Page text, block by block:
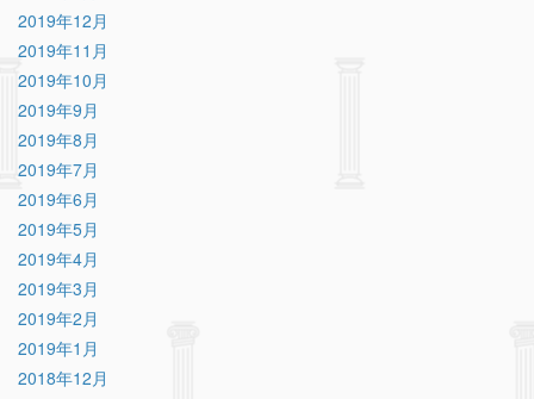
2019年12月
2019年11月
2019年10月
2019年9月
2019年8月
2019年7月
2019年6月
2019年5月
2019年4月
2019年3月
2019年2月
2019年1月
2018年12月